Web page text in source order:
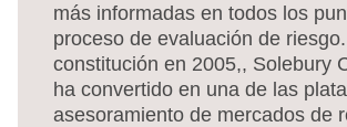
más informadas en todos los
proceso de evaluación de
constitución en 2005,, Solebury
ha convertido en una de las
asesoramiento de mercados de